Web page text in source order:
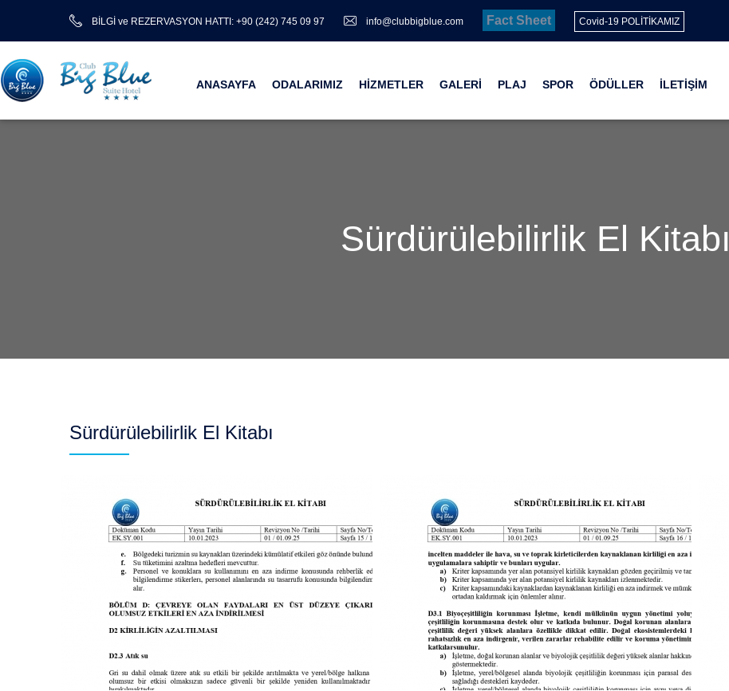
BİLGİ ve REZERVASYON HATTI: +90 (242) 745 09 97 info@clubbigblue.com Fact Sheet Covid-19 POLİTİKAMIZ
ANASAYFA ODALARIMIZ HİZMETLER GALERİ PLAJ SPOR ÖDÜLLER İLETİŞİM
Sürdürülebilirlik El Kitabı
Sürdürülebilirlik El Kitabı